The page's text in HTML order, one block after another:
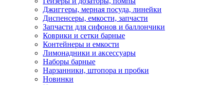
Джиггеры, мерная посуда, линейки
Диспенсеры, емкости, запчасти
Запчасти для сифонов и баллончики
Коврики и сетки барные
Контейнеры и емкости
Лимонадники и аксессуары
Наборы барные
Нарзанники, штопора и пробки
Новинки